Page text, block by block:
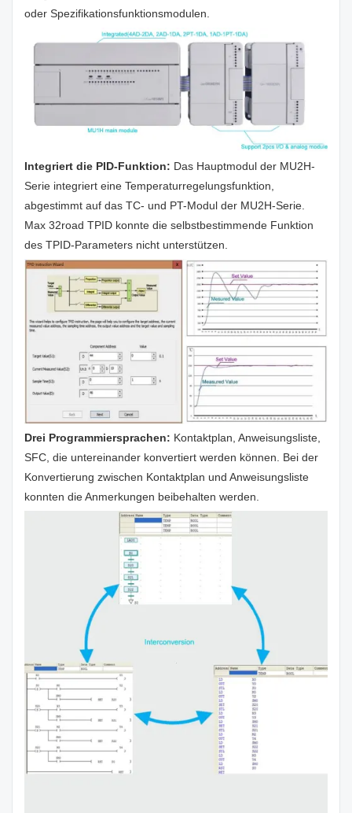
oder Spezifikationsfunktionsmodulen.
Integriert die PID-Funktion: Das Hauptmodul der MU2H-
Serie integriert eine Temperaturregelungsfunktion,
abgestimmt auf das TC- und PT-Modul der MU2H-Serie.
Max 32road TPID konnte die selbstbestimmende Funktion
des TPID-Parameters nicht unterstützen.
Drei Programmiersprachen: Kontaktplan, Anweisungsliste,
SFC, die untereinander konvertiert werden können. Bei der
Konvertierung zwischen Kontaktplan und Anweisungsliste
konnten die Anmerkungen beibehalten werden.